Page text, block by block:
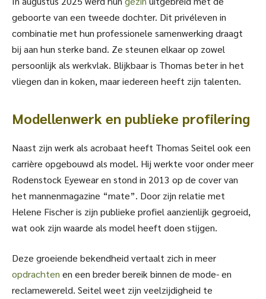
geboorte van een tweede dochter. Dit privéleven in
combinatie met hun professionele samenwerking draagt
bij aan hun sterke band. Ze steunen elkaar op zowel
persoonlijk als werkvlak. Blijkbaar is Thomas beter in het
vliegen dan in koken, maar iedereen heeft zijn talenten.
Modellenwerk en publieke profilering
Naast zijn werk als acrobaat heeft Thomas Seitel ook een
carrière opgebouwd als model. Hij werkte voor onder meer
Rodenstock Eyewear en stond in 2013 op de cover van
het mannenmagazine “mate”. Door zijn relatie met
Helene Fischer is zijn publieke profiel aanzienlijk gegroeid,
wat ook zijn waarde als model heeft doen stijgen.
Deze groeiende bekendheid vertaalt zich in meer
opdrachten en een breder bereik binnen de mode- en
reclamewereld. Seitel weet zijn veelzijdigheid te